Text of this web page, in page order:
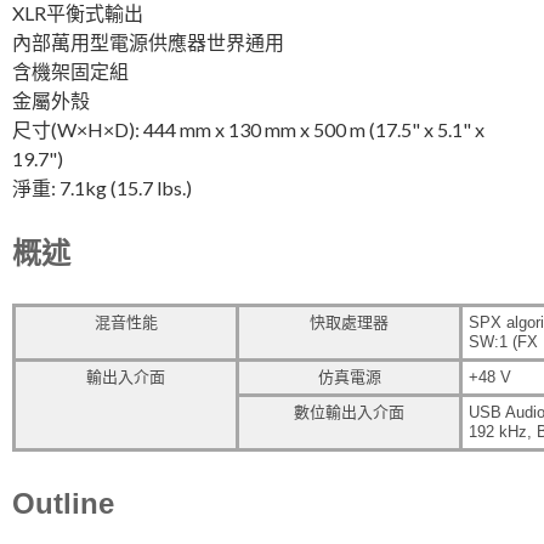
XLR平衡式輸出
內部萬用型電源供應器世界通用
含機架固定組
金屬外殼
尺寸(W×H×D): 444 mm x 130 mm x 500 m (17.5" x 5.1" x
19.7")
淨重: 7.1kg (15.7 lbs.)
概述
混音性能 快取處理器
SPX
SW:1 (FX
輸出入介面
仿真電源
+48 V
數位輸出入介面
USB
192 kHz,
Outline